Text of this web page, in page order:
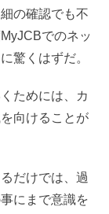
の確認でも不
でのネッ
驚くはずだ。
ためには、カ
向けることが
だけでは、過
にまで意識を